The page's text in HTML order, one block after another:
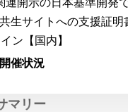
格な事業、「代表的な
ィ基準委員会（SSBJ
準を巡る検討の中で
して、「前報告年度
連開示の日本基準開発
生サイトへの支援証
ン【国内】
催状況
マリー